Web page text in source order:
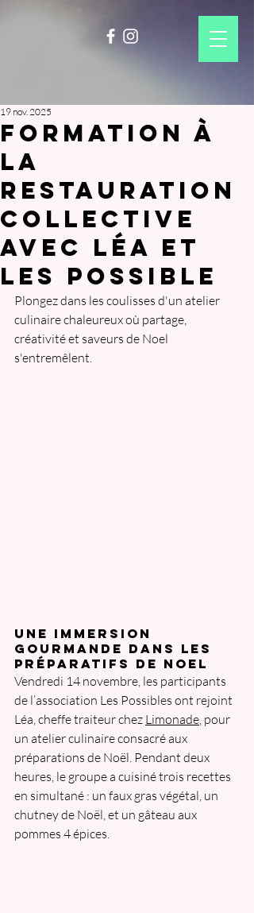
Formation À
la
restauration
collective
avec léa et
les possible
19 nov. 2025
Plongez dans les coulisses d'un atelier
culinaire chaleureux où partage,
créativité et saveurs de Noel
s'entremêlent.
Une immersion
gourmande dans les
préparatifs de Noel
Vendredi 14 novembre, les participants
de l’association Les Possibles ont rejoint
Léa, cheffe traiteur chez Limonade, pour
un atelier culinaire consacré aux
préparations de Noël. Pendant deux
heures, le groupe a cuisiné trois recettes
en simultané : un faux gras végétal, un
chutney de Noël, et un gâteau aux
pommes 4 épices.